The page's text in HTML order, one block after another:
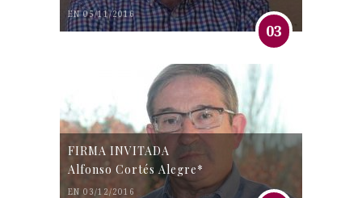
EN 05/11/2016
03
FIRMA INVITADA
Alfonso Cortés Alegre*
EN 03/12/2016